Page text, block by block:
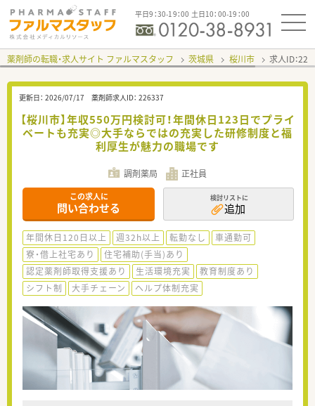
平日9：30-19：00 土日10：00-19：00
薬剤師の転職・求人サイト ファルマスタッフ 茨城県 桜川市 求人ID：
更新日： 2026/07/17 薬剤師求人ID： 226337
【桜川市】年収550万円検討可！年間休日123日でプライ
ベートも充実◎大手ならではの充実した研修制度と福
利厚生が魅力の職場です
調剤薬局 正社員
この求人に
問い合わせる
検討リストに
追加
年間休日120日以上 週32h以上 転勤なし
車通勤可
寮・借上社宅あり
住宅補助(手当)あり
認定薬剤師取得支援あり
生活環境充実
教育制度あり
シフト制
大手チェーン ヘルプ体制充実